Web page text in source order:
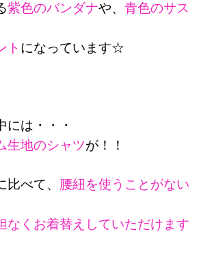
紫色のバンダナや、 青色のサス
ト になっています☆
には・・・
生地のシャツが！！
べて、 腰紐を使うことがない
なくお着替えしていただけます